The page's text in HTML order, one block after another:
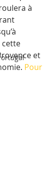
à
cette
et
Pour